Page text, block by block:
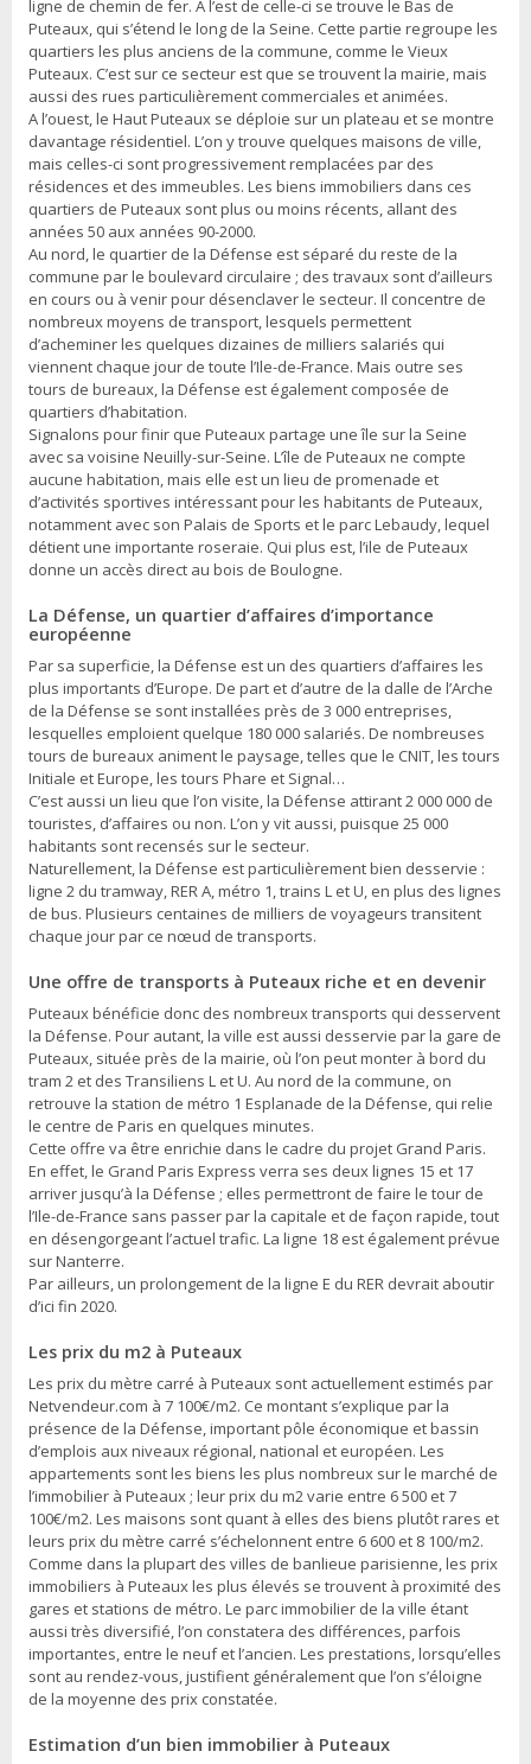
ligne de chemin de fer. A l’est de celle-ci se trouve le Bas de
Puteaux, qui s’étend le long de la Seine. Cette partie regroupe les
quartiers les plus anciens de la commune, comme le Vieux
Puteaux. C’est sur ce secteur est que se trouvent la mairie, mais
aussi des rues particulièrement commerciales et animées.
A l’ouest, le Haut Puteaux se déploie sur un plateau et se montre
davantage résidentiel. L’on y trouve quelques maisons de ville,
mais celles-ci sont progressivement remplacées par des
résidences et des immeubles. Les biens immobiliers dans ces
quartiers de Puteaux sont plus ou moins récents, allant des
années 50 aux années 90-2000.
Au nord, le quartier de la Défense est séparé du reste de la
commune par le boulevard circulaire ; des travaux sont d’ailleurs
en cours ou à venir pour désenclaver le secteur. Il concentre de
nombreux moyens de transport, lesquels permettent
d’acheminer les quelques dizaines de milliers salariés qui
viennent chaque jour de toute l’Ile-de-France. Mais outre ses
tours de bureaux, la Défense est également composée de
quartiers d’habitation.
Signalons pour finir que Puteaux partage une île sur la Seine
avec sa voisine Neuilly-sur-Seine. L’île de Puteaux ne compte
aucune habitation, mais elle est un lieu de promenade et
d’activités sportives intéressant pour les habitants de Puteaux,
notamment avec son Palais de Sports et le parc Lebaudy, lequel
détient une importante roseraie. Qui plus est, l’ile de Puteaux
donne un accès direct au bois de Boulogne.
La Défense, un quartier d’affaires d’importance
européenne
Par sa superficie, la Défense est un des quartiers d’affaires les
plus importants d’Europe. De part et d’autre de la dalle de l’Arche
de la Défense se sont installées près de 3 000 entreprises,
lesquelles emploient quelque 180 000 salariés. De nombreuses
tours de bureaux animent le paysage, telles que le CNIT, les tours
Initiale et Europe, les tours Phare et Signal…
C’est aussi un lieu que l’on visite, la Défense attirant 2 000 000 de
touristes, d’affaires ou non. L’on y vit aussi, puisque 25 000
habitants sont recensés sur le secteur.
Naturellement, la Défense est particulièrement bien desservie :
ligne 2 du tramway, RER A, métro 1, trains L et U, en plus des lignes
de bus. Plusieurs centaines de milliers de voyageurs transitent
chaque jour par ce nœud de transports.
Une offre de transports à Puteaux riche et en devenir
Puteaux bénéficie donc des nombreux transports qui desservent
la Défense. Pour autant, la ville est aussi desservie par la gare de
Puteaux, située près de la mairie, où l’on peut monter à bord du
tram 2 et des Transiliens L et U. Au nord de la commune, on
retrouve la station de métro 1 Esplanade de la Défense, qui relie
le centre de Paris en quelques minutes.
Cette offre va être enrichie dans le cadre du projet Grand Paris.
En effet, le Grand Paris Express verra ses deux lignes 15 et 17
arriver jusqu’à la Défense ; elles permettront de faire le tour de
l’Ile-de-France sans passer par la capitale et de façon rapide, tout
en désengorgeant l’actuel trafic. La ligne 18 est également prévue
sur Nanterre.
Par ailleurs, un prolongement de la ligne E du RER devrait aboutir
d’ici fin 2020.
Les prix du m2 à Puteaux
Les prix du mètre carré à Puteaux sont actuellement estimés par
Netvendeur.com à 7 100€/m2. Ce montant s’explique par la
présence de la Défense, important pôle économique et bassin
d’emplois aux niveaux régional, national et européen. Les
appartements sont les biens les plus nombreux sur le marché de
l’immobilier à Puteaux ; leur prix du m2 varie entre 6 500 et 7
100€/m2. Les maisons sont quant à elles des biens plutôt rares et
leurs prix du mètre carré s’échelonnent entre 6 600 et 8 100/m2.
Comme dans la plupart des villes de banlieue parisienne, les prix
immobiliers à Puteaux les plus élevés se trouvent à proximité des
gares et stations de métro. Le parc immobilier de la ville étant
aussi très diversifié, l’on constatera des différences, parfois
importantes, entre le neuf et l’ancien. Les prestations, lorsqu’elles
sont au rendez-vous, justifient généralement que l’on s’éloigne
de la moyenne des prix constatée.
Estimation d’un bien immobilier à Puteaux